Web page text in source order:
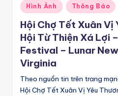
Posted
in
Hình Ảnh Thông Báo
Hội Chợ Tết Xuân Vị
Hội Từ Thiện Xá Lợi
Festival – Lunar
Virginia
Theo nguồn tin trên trang
Hội Chợ Tết Xuân Vị Yêu